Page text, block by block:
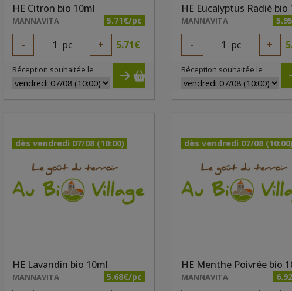
HE Citron bio 10ml
MANNAVITA 5.71€/pc
- 1 pc + 5.71€
Réception souhaitée le
HE Eucalyptus Radié bio
MANNAVITA
- 1 pc +
Réception souhaitée le
dès vendredi 07/08 (10:00)
HE Lavandin bio 10ml
MANNAVITA 5.68€/pc
dès vendredi 07/08 (10:00)
HE Menthe Poivrée bio
MANNAVITA